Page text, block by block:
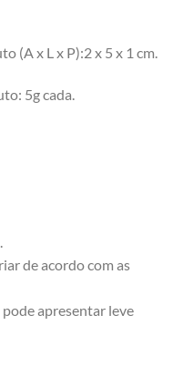
(A x L x P):2 x 5 x 1 cm.
5g cada.
de acordo com as
apresentar leve